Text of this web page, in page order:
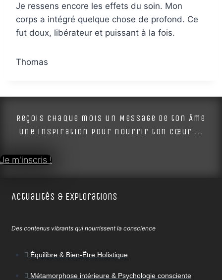
Je ressens encore les effets du soin. Mon
corps a intégré quelque chose de profond. Ce
fut doux, libérateur et puissant à la fois.
Thomas
Reçois chaque mois un Message de ton Âme
une inspiration pour nourrir ton cœur ...
Je m'inscris !
Actualités & Explorations
Des contenus vibrants qui nourrissent la conscience
Équilibre & Bien-Être Holistique
Métamorphose intérieure & Psychologie consciente